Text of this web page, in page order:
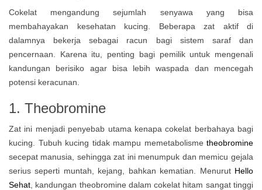
Cokelat mengandung sejumlah senyawa yang bisa
membahayakan kesehatan kucing. Beberapa zat aktif di
dalamnya bekerja sebagai racun bagi sistem saraf dan
pencernaan. Karena itu, penting bagi pemilik untuk mengenali
kandungan berisiko agar bisa lebih waspada dan mencegah
potensi keracunan.
1. Theobromine
Zat ini menjadi penyebab utama kenapa cokelat berbahaya bagi
kucing. Tubuh kucing tidak mampu memetabolisme theobromine
secepat manusia, sehingga zat ini menumpuk dan memicu gejala
serius seperti muntah, kejang, bahkan kematian. Menurut Hello
Sehat , kandungan theobromine dalam cokelat hitam sangat tinggi